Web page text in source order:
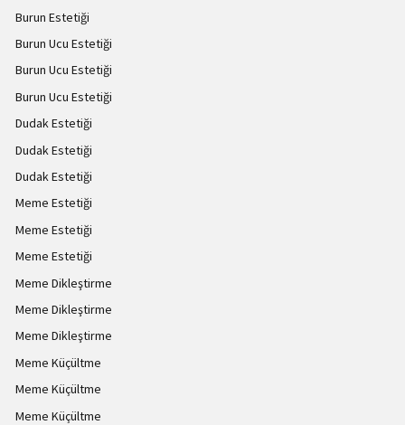
Burun Estetiği
Burun Ucu Estetiği
Burun Ucu Estetiği
Burun Ucu Estetiği
Dudak Estetiği
Dudak Estetiği
Dudak Estetiği
Meme Estetiği
Meme Estetiği
Meme Estetiği
Meme Dikleştirme
Meme Dikleştirme
Meme Dikleştirme
Meme Küçültme
Meme Küçültme
Meme Küçültme